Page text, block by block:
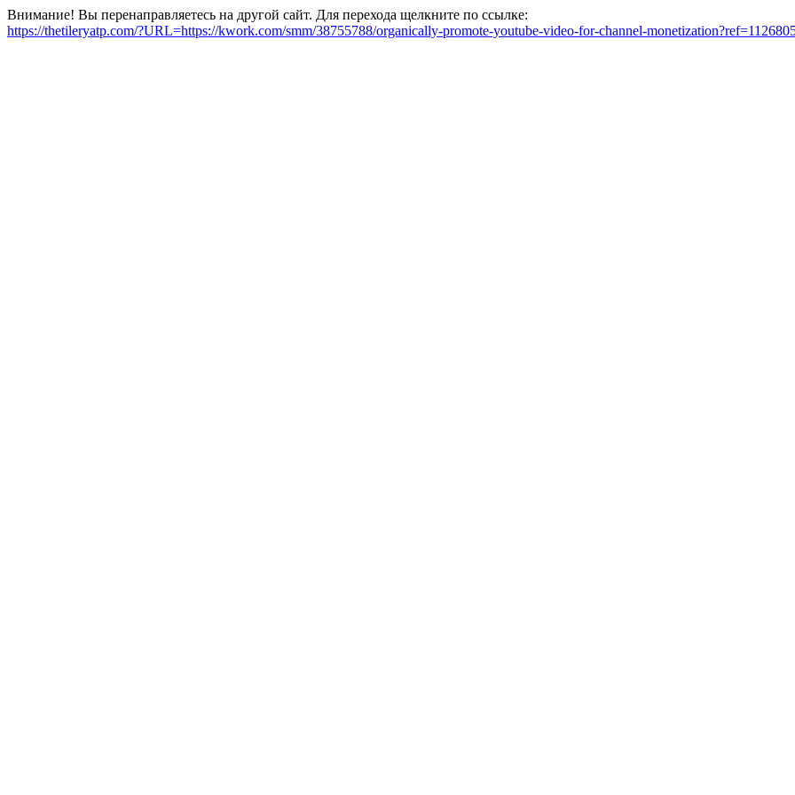
Внимание! Вы перенаправляетесь на другой сайт. Для перехода щелкните по ссылке:
https://thetileryatp.com/?URL=https://kwork.com/smm/38755788/organically-promote-youtube-video-for-channel-